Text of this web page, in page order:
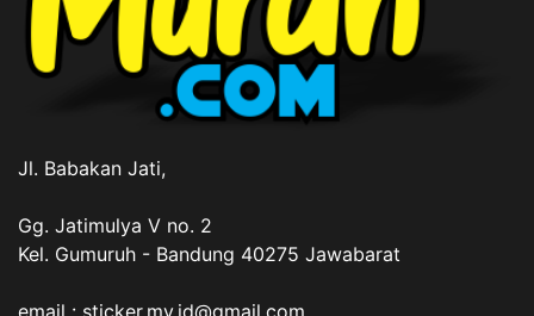
Jl. Babakan Jati,
Gg. Jatimulya V no. 2
Kel. Gumuruh - Bandung 40275 Jawabarat